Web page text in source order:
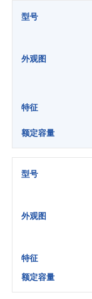
型号
外观图
特征
额定容量
型号
外观图
特征
额定容量